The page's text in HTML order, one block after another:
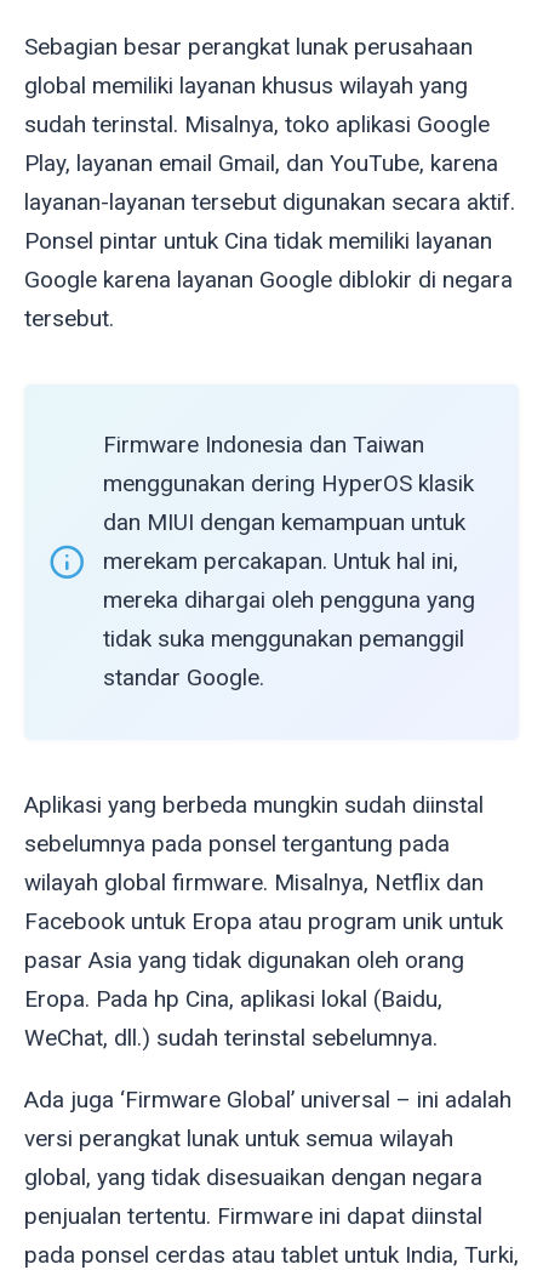
Sebagian besar perangkat lunak perusahaan
global memiliki layanan khusus wilayah yang
sudah terinstal. Misalnya, toko aplikasi Google
Play, layanan email Gmail, dan YouTube, karena
layanan-layanan tersebut digunakan secara aktif.
Ponsel pintar untuk Cina tidak memiliki layanan
Google karena layanan Google diblokir di negara
tersebut.
Firmware Indonesia dan Taiwan
menggunakan dering HyperOS klasik
dan MIUI dengan kemampuan untuk
merekam percakapan. Untuk hal ini,
mereka dihargai oleh pengguna yang
tidak suka menggunakan pemanggil
standar Google.
Aplikasi yang berbeda mungkin sudah diinstal
sebelumnya pada ponsel tergantung pada
wilayah global firmware. Misalnya, Netflix dan
Facebook untuk Eropa atau program unik untuk
pasar Asia yang tidak digunakan oleh orang
Eropa. Pada hp Cina, aplikasi lokal (Baidu,
WeChat, dll.) sudah terinstal sebelumnya.
Ada juga ‘Firmware Global’ universal – ini adalah
versi perangkat lunak untuk semua wilayah
global, yang tidak disesuaikan dengan negara
penjualan tertentu. Firmware ini dapat diinstal
pada ponsel cerdas atau tablet untuk India, Turki,